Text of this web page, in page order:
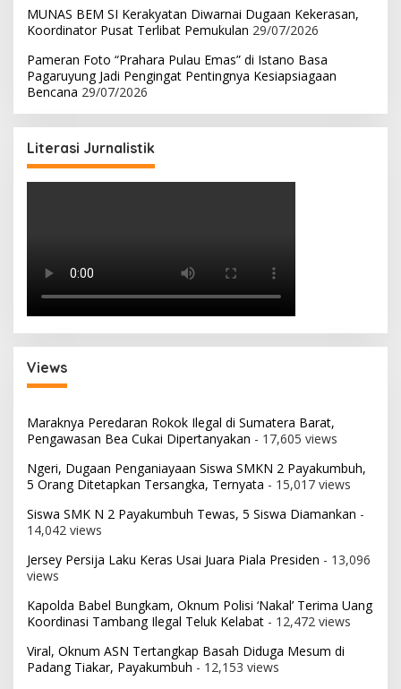
MUNAS BEM SI Kerakyatan Diwarnai Dugaan Kekerasan,
Koordinator Pusat Terlibat Pemukulan 29/07/2026
Pameran Foto “Prahara Pulau Emas” di Istano Basa
Pagaruyung Jadi Pengingat Pentingnya Kesiapsiagaan
Bencana 29/07/2026
Literasi Jurnalistik
Views
Maraknya Peredaran Rokok Ilegal di Sumatera Barat,
Pengawasan Bea Cukai Dipertanyakan - 17,605 views
Ngeri, Dugaan Penganiayaan Siswa SMKN 2 Payakumbuh,
5 Orang Ditetapkan Tersangka, Ternyata - 15,017 views
Siswa SMK N 2 Payakumbuh Tewas, 5 Siswa Diamankan -
14,042 views
Jersey Persija Laku Keras Usai Juara Piala Presiden - 13,096
views
Kapolda Babel Bungkam, Oknum Polisi ‘Nakal’ Terima Uang
Koordinasi Tambang Ilegal Teluk Kelabat - 12,472 views
Viral, Oknum ASN Tertangkap Basah Diduga Mesum di
Padang Tiakar, Payakumbuh - 12,153 views